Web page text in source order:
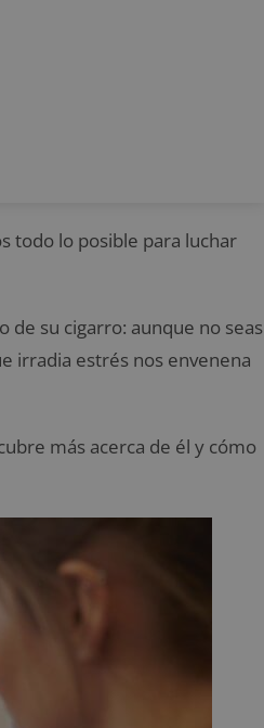
todo lo posible para luchar
de su cigarro: aunque no seas
irradia estrés nos envenena
más acerca de él y cómo